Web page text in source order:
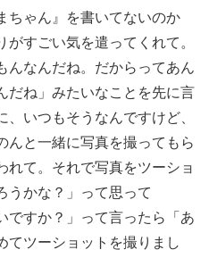
ちゃん』を書いてないのか
すごい気を遣ってくれて。
んなんだね。だからってあん
だね」みたいなことを先に言
いつもそうなんですけど、
んと一緒に写真を撮ってもら
れて。それで写真をツーショ
うかな？」って思って
ですか？」って言ったら「あ
てツーショットを撮りまし